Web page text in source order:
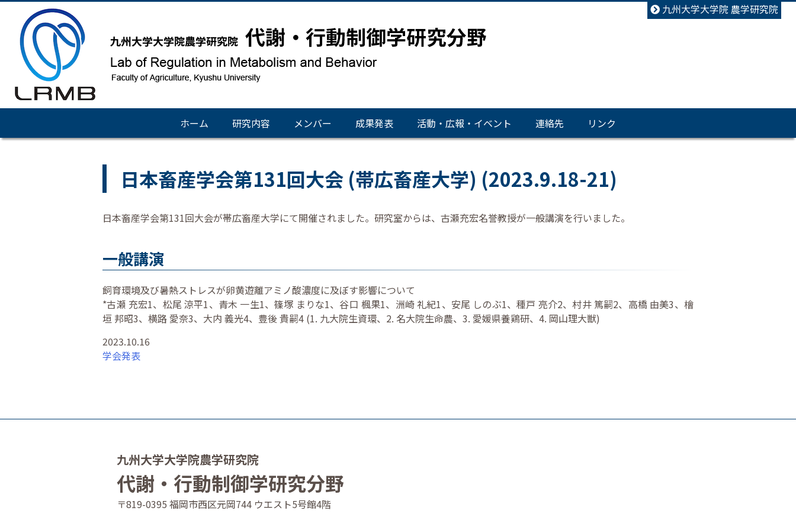
九州大学大学院 農学研究院
ホーム 研究内容 メンバー 成果発表 活動・広報・イベント 連絡先 リンク
日本畜産学会第131回大会 (帯広畜産大学) (2023.9.18-21)
日本畜産学会第131回大会が帯広畜産大学にて開催されました。研究室からは、古瀬充宏名誉教授が一般講演を行いました。
一般講演
飼育環境及び暑熱ストレスが卵黄遊離アミノ酸濃度に及ぼす影響について
*古瀬 充宏1、松尾 涼平1、青木 一生1、篠塚 まりな1、谷口 楓果1、洲崎 礼紀1、安尾 しのぶ1、種戸 亮介2、村井 篤嗣2、高橋 由美3、檜
垣 邦昭3、横路 愛奈3、大内 義光4、豊後 貴嗣4 (1. 九大院生資環、2. 名大院生命農、3. 愛媛県養鶏研、4. 岡山理大獣)
2023.10.16
学会発表
九州大学大学院農学研究院
代謝・行動制御学研究分野
〒819-0395 福岡市西区元岡744 ウエスト5号館4階